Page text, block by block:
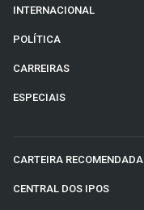
INTERNACIONAL
POLÍTICA
CARREIRAS
ESPECIAIS
CARTEIRA RECOMENDADA
CENTRAL DOS IPOS